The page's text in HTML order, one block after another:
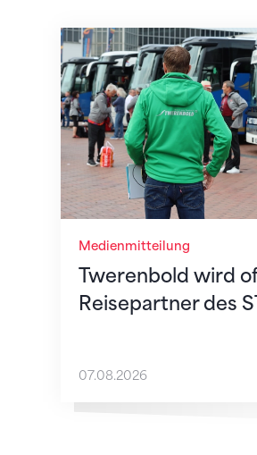
Medienmitteilung
Twerenbold wird
Reisepartner des
Twerenbold wird
07.08.2026